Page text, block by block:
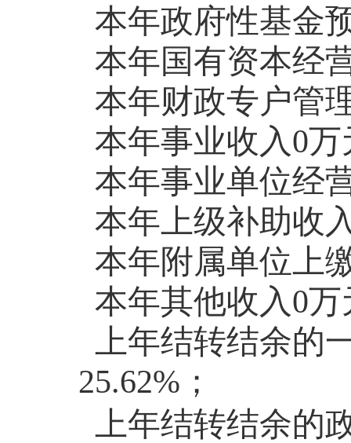
本年政府性基金
本年国有资本经
本年财政专户管
本年事业收入0万
本年事业单位经
本年上级补助收
本年附属单位上
本年其他收入0万
上年结转结余
25.62%；
上年结转结余的